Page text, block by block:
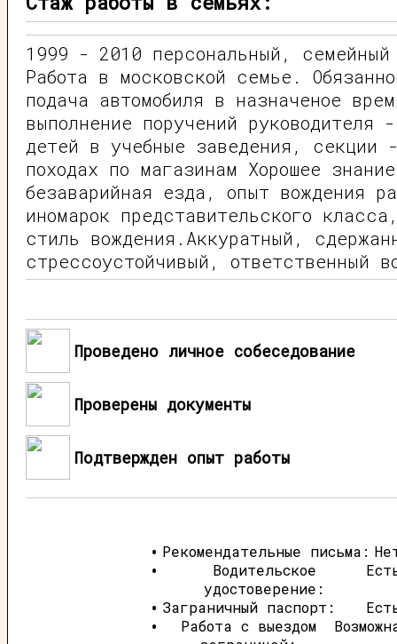
1999 - 2010 персональный, семейный
Работа в московской семье.
подача автомобиля в назначеное
выполнение поручений руководителя
детей в учебные заведения, секции
походах по магазинам Хорошее
безаварийная езда, опыт вождения
иномарок представительского
стиль вождения.Аккуратный,
стрессоустойчивый, ответственный
Проведено личное собеседование
Проверены документы
Подтвержден опыт работы
Рекомендательные письма:
Водительское
удостоверение:
Заграничный паспорт:
Работа с выездом